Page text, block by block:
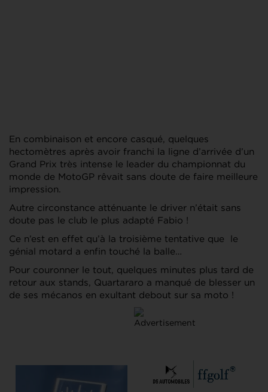
En combinaison et encore casqué, quelques
hectomètres après avoir franchi la ligne d’arrivée d’un
Grand Prix très intense le leader du championnat du
monde de MotoGP rêvait sans doute de faire meilleure
impression.
Autre circonstance atténuante le driver n’était sans
doute pas le club le plus adapté Fabio !
Ce n’est en effet qu’à la troisième tentative que le
génial motard a enfin touché la balle…
Pour couronner le tout, quelques minutes plus tard de
retour aux stands, Quartararo a manqué de blesser un
de ses mécanos en exultant debout sur sa moto !